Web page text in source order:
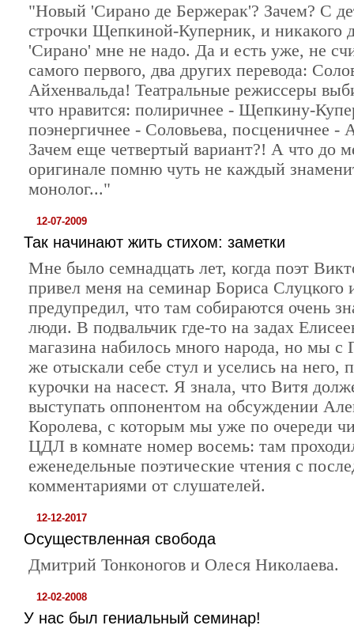
"Новый 'Сирано де Бержерак'? Зачем? С
строчки Щепкиной-Куперник, и никакого
'Сирано' мне не надо. Да и есть уже, не
самого первого, два других перевода:
Айхенвальда! Театральные режиссеры
что нравится: полиричнее - Щепкину-
поэнергичнее - Соловьева, посценичнее -
Зачем еще четвертый вариант?! А что до
оригинале помню чуть не каждый
монолог..."
12-07-2009
Так начинают жить стихом: заметки
Мне было семнадцать лет, когда поэт
привел меня на семинар Бориса Слуцкого
предупредил, что там собираются очень
люди. В подвальчик где-то на задах
магазина набилось много народа, но мы с
же отыскали себе стул и уселись на него,
курочки на насест. Я знала, что Витя
выступать оппонентом на обсуждении
Королева, с которым мы уже по очереди
ЦДЛ в комнате номер восемь: там
еженедельные поэтические чтения с
комментариями от слушателей.
12-12-2017
Осуществленная свобода
Дмитрий Тонконогов и Олеся Николаева.
12-02-2008
У нас был гениальный семинар!